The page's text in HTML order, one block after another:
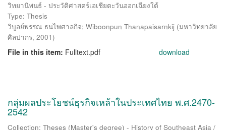
วิทยานิพนธ์ - ประวัติศาสตร์เอเชียตะวันออกเฉียงใต้
Type: Thesis
วิบูลย์พรรณ ธนไพศาลกิจ; Wiboonpun Thanapaisarnkij (มหาวิทยาลัย
ศิลปากร, 2001)
File in this item: Fulltext.pdf download
กลุ่มผลประโยชน์ธุรกิจเหล้าในประเทศไทย พ.ศ.2470-
2542
Collection: Theses (Master's degree) - History of Southeast Asia /